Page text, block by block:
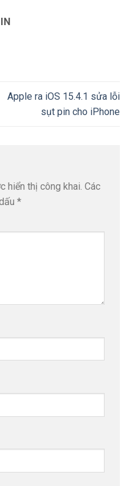
Apple ra iOS 15.4.1 sửa lỗi
sụt pin cho iPhone
hiển thị công khai. Các
*